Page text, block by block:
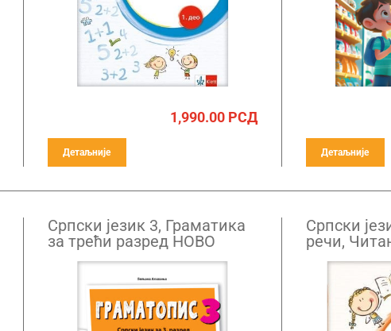
1,990.00РСД
Детаљније Детаљније
Српски језик 3, Граматика
за трећи разред НОВО
Српски
речи,
разред